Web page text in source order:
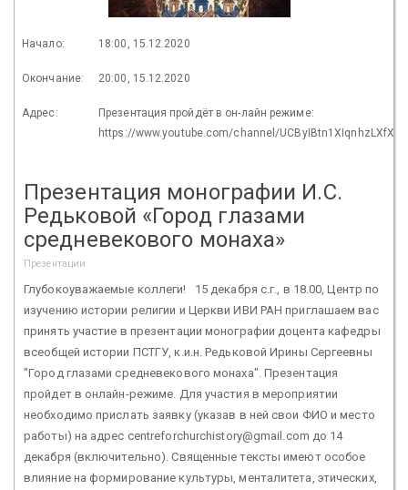
Начало: 18:00, 15.12.2020
Окончание: 20:00, 15.12.2020
Адрес:
Презентация пройдёт в он-лайн режиме:
https://www.youtube.com/channel/
Презентация монографии И.С.
Редьковой «Город глазами
средневекового монаха»
Презентации
Глубокоуважаемые коллеги! 15 декабря с.г., в 18.00, Центр по
изучению истории религии и Церкви ИВИ РАН приглашаем вас
принять участие в презентации монографии доцента кафедры
всеобщей истории ПСТГУ, к.и.н. Редьковой Ирины Сергеевны
"Город глазами средневекового монаха". Презентация
пройдет в онлайн-режиме. Для участия в мероприятии
необходимо прислать заявку (указав в ней свои ФИО и место
работы) на адрес centreforchurchistory@gmail.com до 14
декабря (включительно). Священные тексты имеют особое
влияние на формирование культуры, менталитета, этических,